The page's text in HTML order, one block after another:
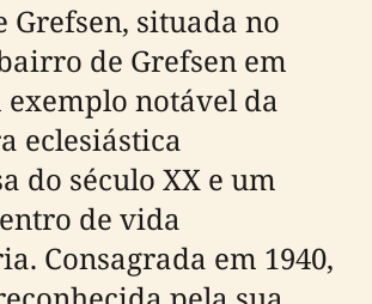
Grefsen, situada no
de Grefsen em
exemplo notável da
eclesiástica
do século XX e um
de vida
Consagrada em 1940,